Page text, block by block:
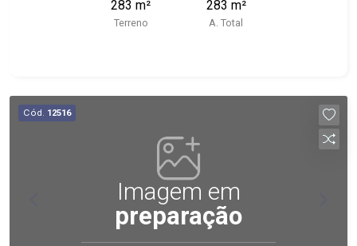
câmeras - Localizado próximo ao Blue
Residencial, Ilha das Margaridas, Condomínio
283 m²
Terreno
283 m²
A. Total
Cód. 12516
Imagem em
preparação